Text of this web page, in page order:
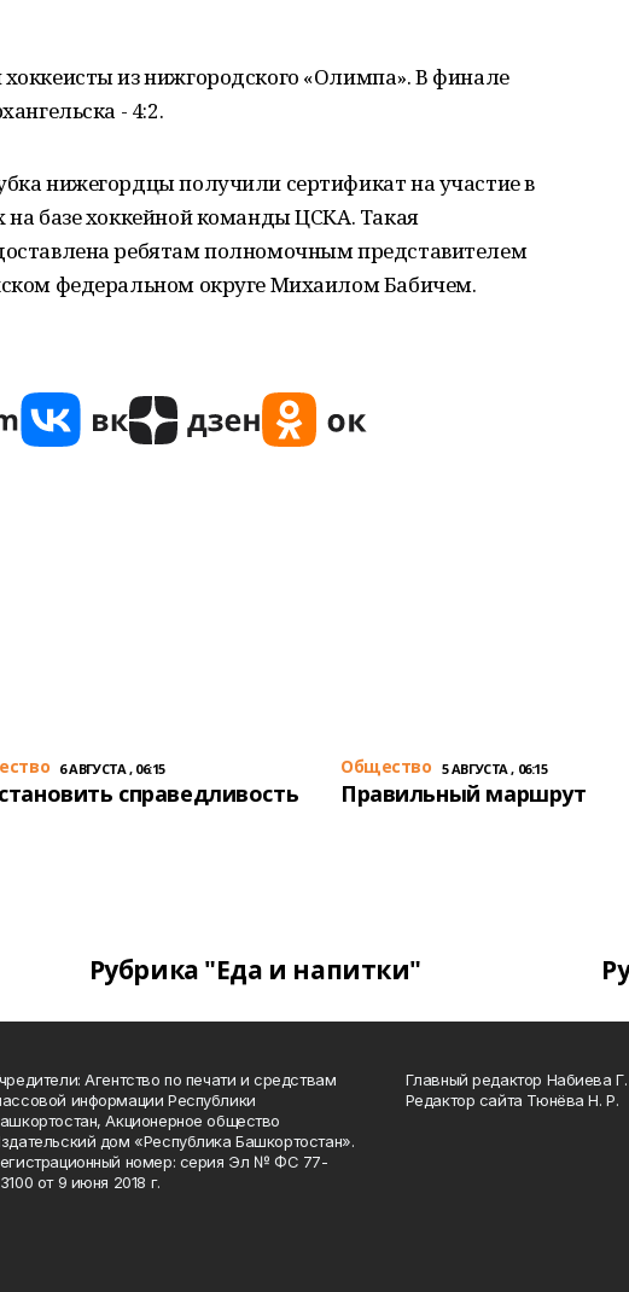
из нижгородского «Олимпа». В финале
- 4:2.
нижегордцы получили сертификат на участие в
на базе хоккейной команды ЦСКА. Такая
ребятам полномочным представителем
федеральном округе Михаилом Бабичем.
6 АВГУСТА , 06:15
справедливость
Общество 5 АВГУСТА , 06:15
Правильный маршрут
Рубрика "Еда и напитки"
Агентство по печати и средствам
информации Республики
Акционерное общество
дом «Республика Башкортостан».
номер: серия Эл № ФС 77-
от 9 июня 2018 г.
Главный редактор Набиева Г.
Редактор сайта Тюнёва Н. Р.